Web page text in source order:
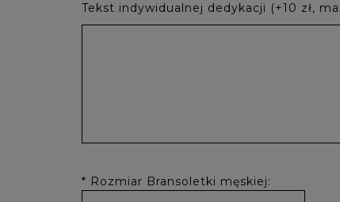
Tekst indywidualnej dedykacji (+10 zł,
* Rozmiar Bransoletki męskiej: